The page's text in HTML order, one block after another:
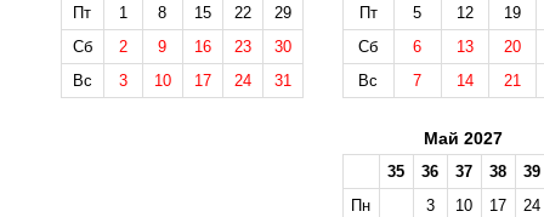
Пт
1 8 15 22
29
Сб
2 9 16 23
30
Вс
3 10 17 24 31
Пт
5 12
19
Сб
6 13
20
Вс
7 14 21
Май 2027
35 36 37 38
39
Пн
3 10 17
24